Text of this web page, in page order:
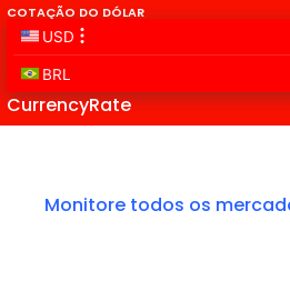
COTAÇÃO DO DÓLAR
CurrencyRate
Monitore todos os